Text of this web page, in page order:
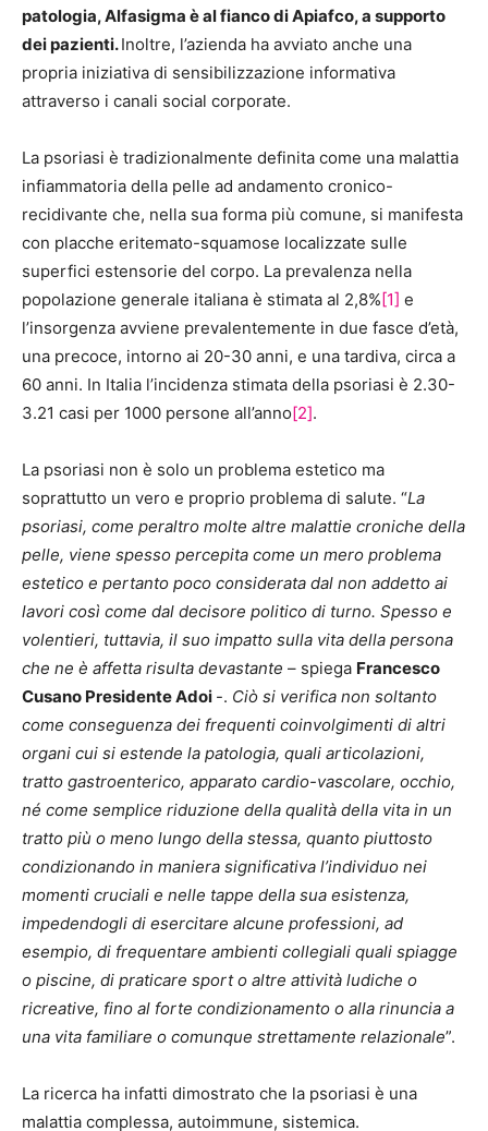
patologia, Alfasigma è al fianco di Apiafco, a supporto
dei pazienti.Inoltre, l’azienda ha avviato anche una
propria iniziativa di sensibilizzazione informativa
attraverso i canali social corporate.
La psoriasi è tradizionalmente definita come una malattia
infiammatoria della pelle ad andamento cronico-
recidivante che, nella sua forma più comune, si manifesta
con placche eritemato-squamose localizzate sulle
superfici estensorie del corpo. La prevalenza nella
popolazione generale italiana è stimata al 2,8% [1] e
l’insorgenza avviene prevalentemente in due fasce d’età,
una precoce, intorno ai 20-30 anni, e una tardiva, circa a
60 anni. In Italia l’incidenza stimata della psoriasi è 2.30-
3.21 casi per 1000 persone all’anno[2].
La psoriasi non è solo un problema estetico ma
soprattutto un vero e proprio problema di salute. “La
psoriasi, come peraltro molte altre malattie croniche della
pelle, viene spesso percepita come un mero problema
estetico e pertanto poco considerata dal non addetto ai
lavori così come dal decisore politico di turno. Spesso e
volentieri, tuttavia, il suo impatto sulla vita della persona
che ne è affetta risulta devastante – spiega Francesco
Cusano Presidente Adoi -. Ciò si verifica non soltanto
come conseguenza dei frequenti coinvolgimenti di altri
organi cui si estende la patologia, quali articolazioni,
tratto gastroenterico, apparato cardio-vascolare, occhio,
né come semplice riduzione della qualità della vita in un
tratto più o meno lungo della stessa, quanto piuttosto
condizionando in maniera significativa l’individuo nei
momenti cruciali e nelle tappe della sua esistenza,
impedendogli di esercitare alcune professioni, ad
esempio, di frequentare ambienti collegiali quali spiagge
o piscine, di praticare sport o altre attività ludiche o
ricreative, fino al forte condizionamento o alla rinuncia a
una vita familiare o comunque strettamente relazionale”.
La ricerca ha infatti dimostrato che la psoriasi è una
malattia complessa, autoimmune, sistemica.